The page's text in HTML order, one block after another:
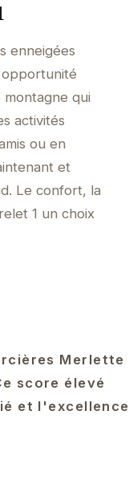
enneigées
qui
activités
ou en
et
Le confort, la
1 un choix
Merlette
score élevé
et l'excellence